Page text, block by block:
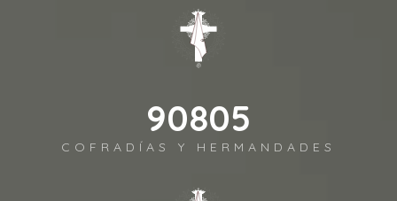
98372
COFRADÍAS Y HERMANDADES